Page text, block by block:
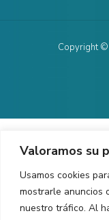
Valoramos su
Usamos cookies
mostrarle anuncios
nuestro tráfico. Al
Copyright ©